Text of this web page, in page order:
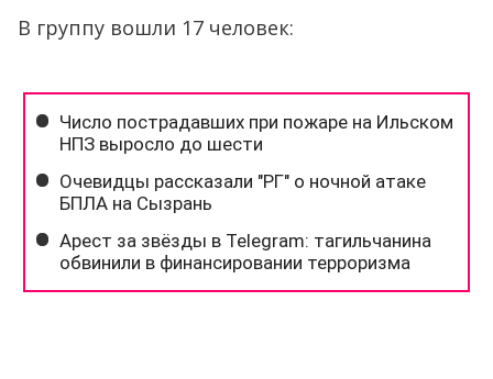
В группу вошли 17 человек: